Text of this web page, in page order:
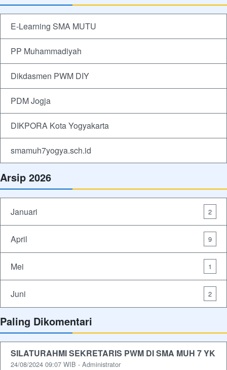
E-Learning SMA MUTU
PP Muhammadiyah
Dikdasmen PWM DIY
PDM Jogja
DIKPORA Kota Yogyakarta
smamuh7yogya.sch.id
Arsip 2026
Januari 2
April 9
Mei 1
Juni 2
Paling Dikomentari
SILATURAHMI SEKRETARIS PWM DI SMA MUH 7 YK
24/08/2024 09:07 WIB - Administrator